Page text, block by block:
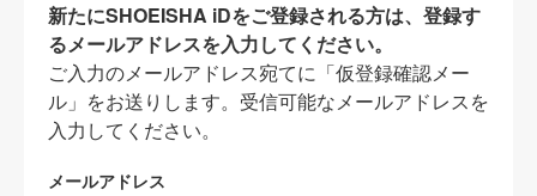
新たにSHOEISHA iDをご登録される方は、登録す
るメールアドレスを入力してください。
ご入力のメールアドレス宛てに「仮登録確認メー
ル」をお送りします。受信可能なメールアドレスを
入力してください。
メールアドレス